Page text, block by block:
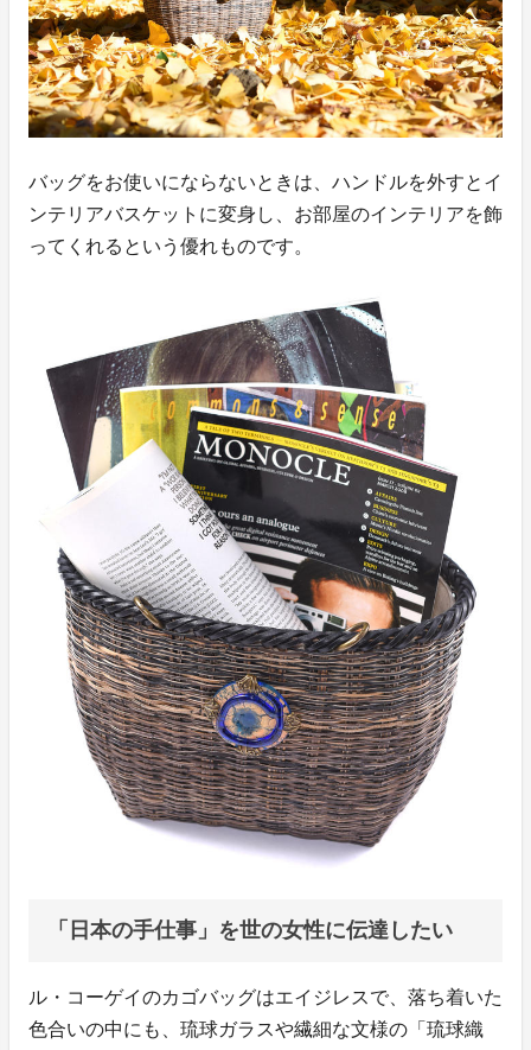
バッグをお使いにならないときは、ハンドルを外すとイ
ンテリアバスケットに変身し、お部屋のインテリアを飾
ってくれるという優れものです。
「日本の手仕事」を世の女性に伝達したい
ル・コーゲイのカゴバッグはエイジレスで、落ち着いた
色合いの中にも、琉球ガラスや繊細な文様の「琉球織